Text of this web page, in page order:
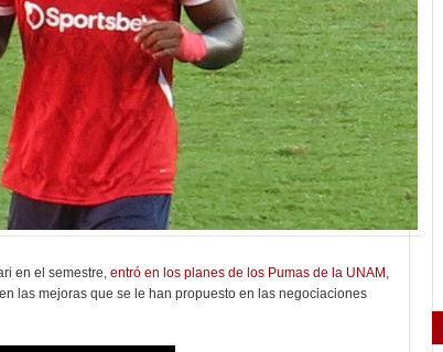
en el semestre, entró en los planes de los Pumas de la UNAM ,
las mejoras que se le han propuesto en las negociaciones